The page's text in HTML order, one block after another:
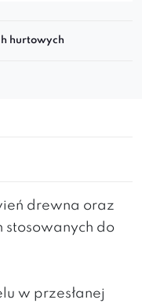
hurtowych
drewna oraz
do
w przesłanej